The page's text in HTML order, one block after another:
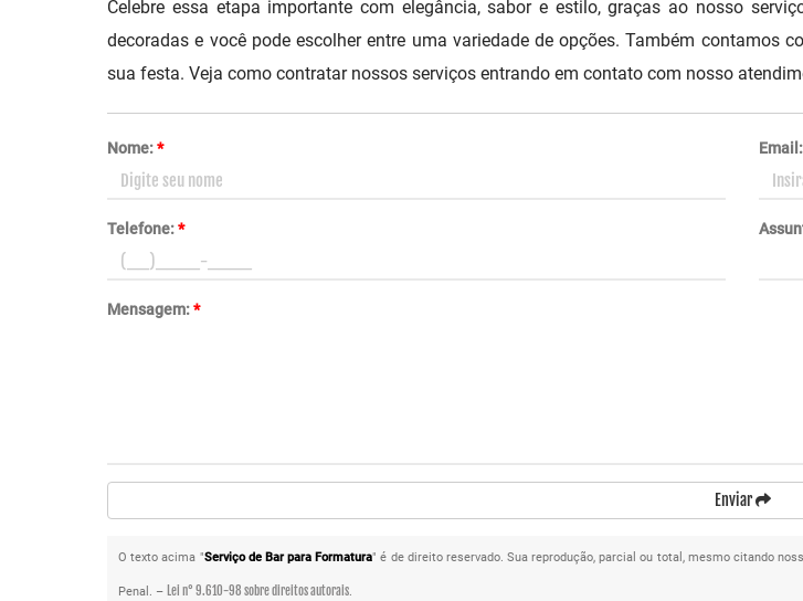
Celebre essa etapa importante com elegância, sabor e estilo, graças ao nosso
decoradas e você pode escolher entre uma variedade de opções. Também contamos
sua festa. Veja como contratar nossos serviços entrando em contato com nosso
Nome:* Email:
Telefone:*
Mensagem:*
Enviar
O texto acima "Serviço de Bar para Formatura" é de direito reservado. Sua reprodução, parcial ou total, mesmo citando
Penal. – Lei n° 9.610-98 sobre direitos autorais.